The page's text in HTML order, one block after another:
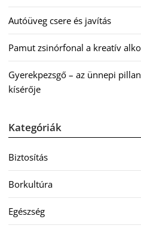
Autóüveg csere és javítás
Pamut zsinórfonal a kreatív
Gyerekpezsgő – az ünnepi
kísérője
Kategóriák
Biztosítás
Borkultúra
Egészség